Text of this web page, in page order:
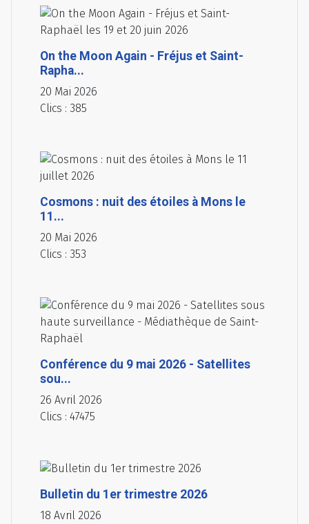
On the Moon Again - Fréjus et Saint-
Rapha...
20 Mai 2026
Clics : 385
Cosmons : nuit des étoiles à Mons le
11...
20 Mai 2026
Clics : 353
Conférence du 9 mai 2026 - Satellites
sou...
26 Avril 2026
Clics : 47475
Bulletin du 1er trimestre 2026
18 Avril 2026